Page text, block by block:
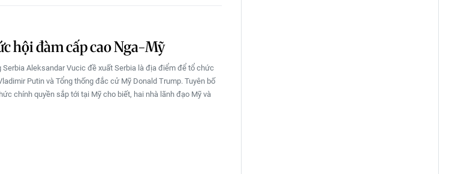
hội đàm cấp cao Nga-Mỹ
Serbia Aleksandar Vucic đề xuất Serbia là địa điểm để tổ chức
Putin và Tổng thống đắc cử Mỹ Donald Trump. Tuyên bố
chính quyền sắp tới tại Mỹ cho biết, hai nhà lãnh đạo Mỹ và